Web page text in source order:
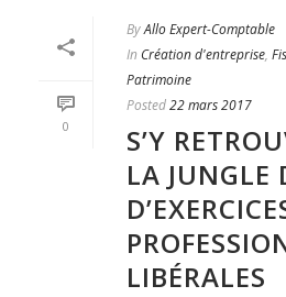
0
ByAllo Expert-Comptable
In Création d'entreprise,
Patrimoine
Posted22 mars 2017
S’Y
LA JUNGLE
LIBÉRALES